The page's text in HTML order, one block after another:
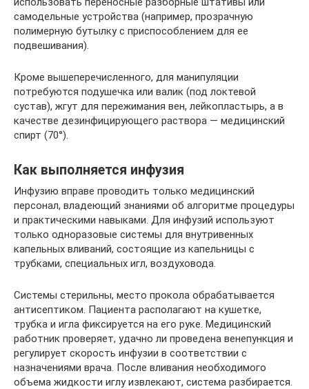
самодельные устройства (например, прозрачную
полимерную бутылку с приспособлением для ее
подвешивания).
Кроме вышеперечисленного, для манипуляции
потребуются подушечка или валик (под локтевой
сустав), жгут для пережимания вен, лейкопластырь, а в
качестве дезинфицирующего раствора — медицинский
спирт (70°).
Как выполняется инфузия
Инфузию вправе проводить только медицинский
персонал, владеющий знаниями об алгоритме процедуры
и практическими навыками. Для инфузий используют
только одноразовые системы для внутривенных
капельных вливаний, состоящие из капельницы с
трубками, специальных игл, воздуховода.
Системы стерильны, место прокола обрабатывается
антисептиком. Пациента располагают на кушетке,
трубка и игла фиксируется на его руке. Медицинский
работник проверяет, удачно ли проведена венепункция и
регулирует скорость инфузии в соответствии с
назначениями врача. После вливания необходимого
объема жидкости иглу извлекают, система разбирается.